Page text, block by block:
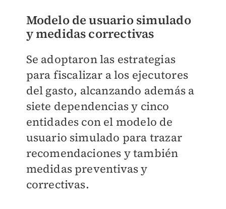
Modelo de usuario simulado
y medidas correctivas
Se adoptaron las estrategias
para fiscalizar a los ejecutores
del gasto, alcanzando además a
siete dependencias y cinco
entidades con el modelo de
usuario simulado para trazar
recomendaciones y también
medidas preventivas y
correctivas.